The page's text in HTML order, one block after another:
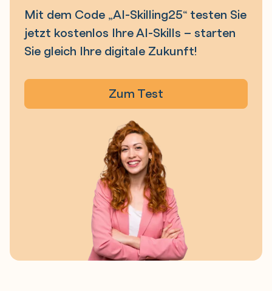
Mit dem Code „AI-Skilling25“ testen Sie
jetzt kostenlos Ihre AI-Skills – starten
Sie gleich Ihre digitale Zukunft!
Zum Test